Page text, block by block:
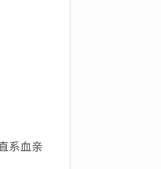
系血亲